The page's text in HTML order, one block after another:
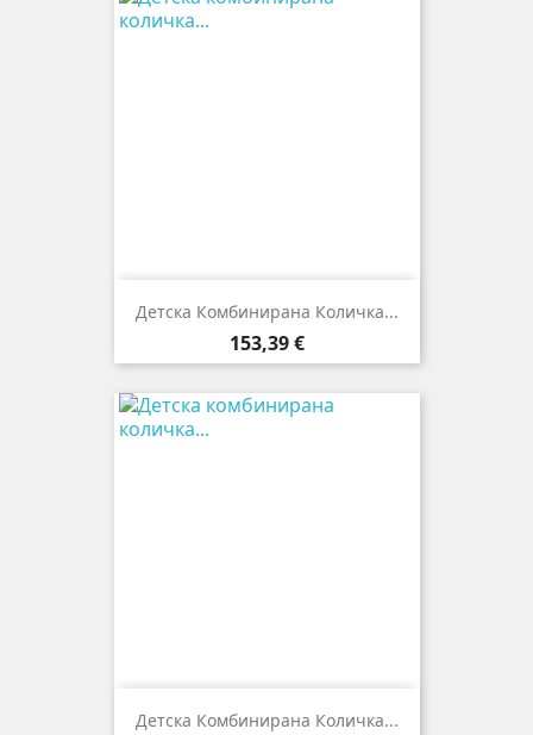
Детска Комбинирана Количка...
Цена
153,39 €
Детска Комбинирана Количка...